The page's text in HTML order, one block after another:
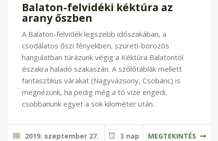
Balaton-felvidéki kéktúra az
arany őszben
A Balaton-felvidék legszebb időszakában, a
csodálatos őszi fényekben, szüreti-borozós
hangulatban túrázunk végig a Kéktúra Balatontól
északra haladó szakaszán. A szőlőtáblák mellett
fantasztikus várakat (Nagyvázsony, Csobánc) is
megnézünk, ha pedig még a tó vize engedi,
csobbanunk egyet a sok kilométer után.
2019. szeptember 27. 3 nap MEGTEKINTÉS